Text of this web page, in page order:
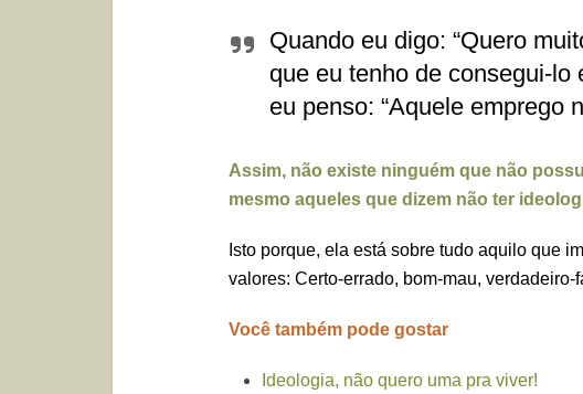
Quando eu digo: “Quero
que eu tenho de consegui-
eu penso: “Aquele emprego
Assim, não existe ninguém que não
mesmo aqueles que dizem não ter
Isto porque, ela está sobre tudo aquilo que
valores: Certo-errado, bom-mau, verdadeiro-
Você também pode gostar
Ideologia, não quero uma pra viver!